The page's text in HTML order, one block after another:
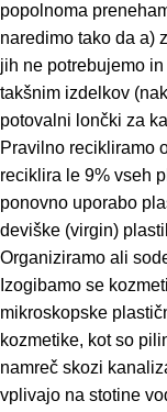
popolnoma
naredimo tako da a)
jih ne potrebujemo
takšnim izdelkov
potovalni lončki za
Pravilno recikliramo
reciklira le 9% vseh
ponovno uporabo
deviške (virgin)
Organiziramo ali
Izogibamo se
mikroskopske
kozmetike, kot so
namreč skozi
vplivajo na stotine